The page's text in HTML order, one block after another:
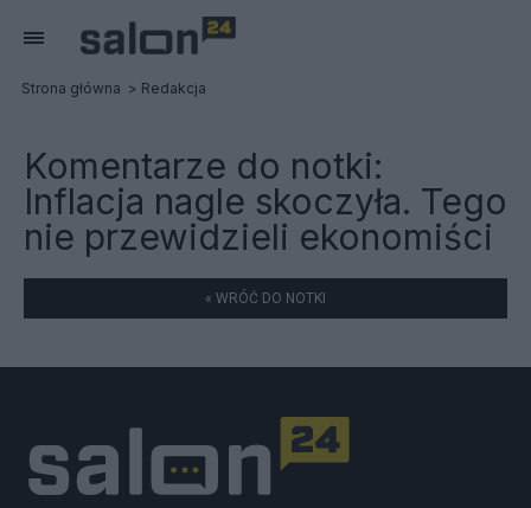
Strona główna Redakcja
Komentarze do notki:
Inflacja nagle skoczyła. Tego
nie przewidzieli ekonomiści
« WRÓĆ DO NOTKI